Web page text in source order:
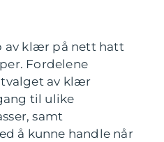
av klær på nett hatt
Fordelene
av klær
til ulike
samt
å kunne handle når